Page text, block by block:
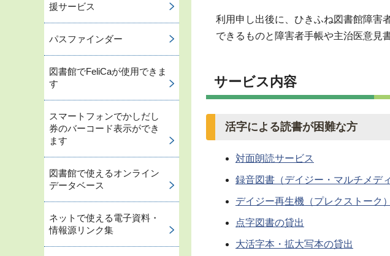
利用申し出後に、ひきふね図書館障害
できるものと障害者手帳や主治医意見
サービス内容
活字による読書が困難な方
対面朗読サービス
録音図書（デイジー・マルチメデ
デイジー再生機（プレクストーク
点字図書の貸出
大活字本・拡大写本の貸出
援サービス
パスファインダー
図書館でFeliCaが使用できま
す
スマートフォンでかしだし
券のバーコード表示ができ
ます
図書館で使えるオンライン
データベース
ネットで使える電子資料・
情報源リンク集